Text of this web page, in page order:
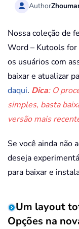
Author
Nossa coleção de
Word – Kutools
os usuários com
baixar e atualizar
daqui. Dica: O
simples, basta
versão mais
Se você ainda não
deseja
para baixar e
Um layout
Opções na